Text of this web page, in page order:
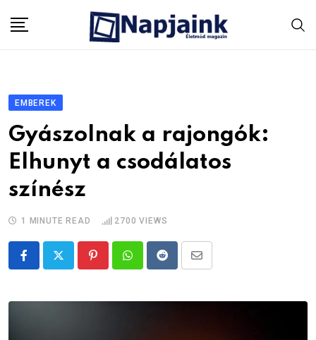
EMBEREK
Gyászolnak a rajongók:
Elhunyt a csodálatos
színész
1 MINUTE READ 2700 VIEWS
PinterestWhatsappRedditShare
Email